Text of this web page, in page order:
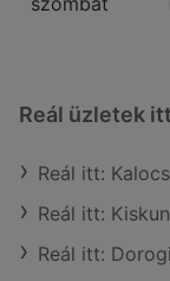
Reál üzletek
Reál itt:
Reál itt:
Reál itt: Dorogi